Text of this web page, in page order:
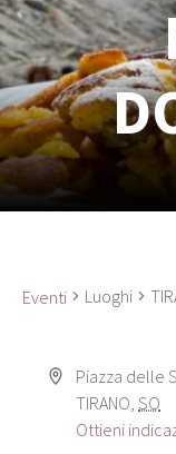
Eventi Luoghi
Piazza delle
TIRANO SO
Ottieni